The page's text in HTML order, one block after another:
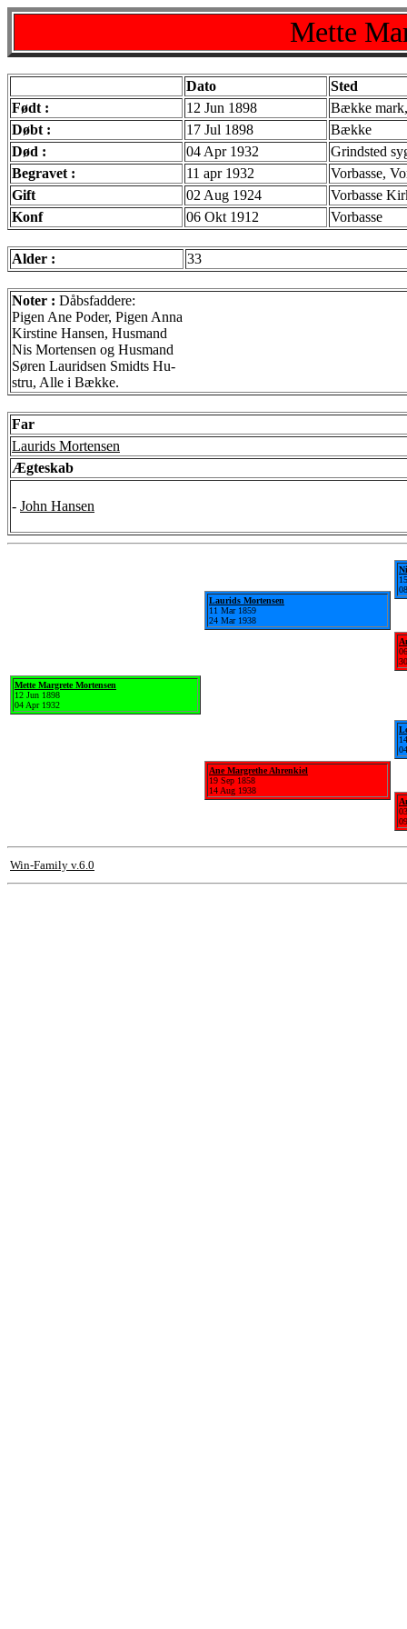
Mette
Dato
Sted
Født :
12 Jun 1898
Bække
Døbt :
17 Jul 1898
Bække
Død :
04 Apr 1932
Grindsted
Begravet :
11 apr 1932
Vorbasse,
Gift
02 Aug 1924
Vorbasse
Konf
06 Okt 1912 Vorbasse
Alder : 33
Noter : Dåbsfaddere:
Pigen Ane Poder, Pigen Anna
Kirstine Hansen, Husmand
Nis Mortensen og Husmand
Søren Lauridsen Smidts Hu-
stru, Alle i Bække.
Far
Laurids Mortensen
Ægteskab
- John Hansen
Mette Margrete Mortensen
12 Jun 1898
04 Apr 1932
Laurids Mortensen
11 Mar 1859
24 Mar 1938
Ane Margrethe Ahrenkiel
19 Sep 1858
14 Aug 1938
Win-Family v.6.0